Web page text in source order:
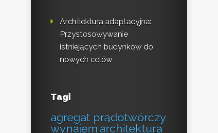
Architektura adaptacyjna:
Przystosowywanie
istniejących budynków do
nowych celów
Tagi
agregat prądotwórczy
wynajem architektura